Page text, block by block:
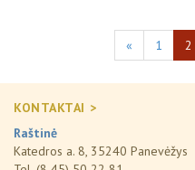
« 1 2
KONTAKTAI >
Raštinė
Katedros a. 8, 35240 Panevėžys